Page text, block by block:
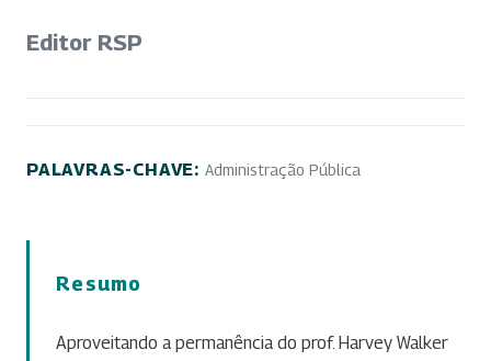
Editor RSP
PALAVRAS-CHAVE: Administração Pública
Resumo
Aproveitando a permanência do prof. Harvey Walker